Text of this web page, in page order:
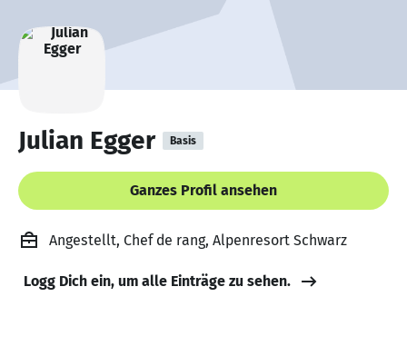
Julian Egger Basis
Ganzes Profil ansehen
Angestellt, Chef de rang, Alpenresort Schwarz
Logg Dich ein, um alle Einträge zu sehen.